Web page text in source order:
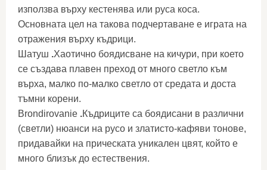
използва върху кестенява или руса коса.
Основната цел на такова подчертаване е играта на
отражения върху къдрици.
Шатуш .Хаотично боядисване на кичури, при което
се създава плавен преход от много светло към
върха, малко по-малко светло от средата и доста
тъмни корени.
Brondirovanie .Къдриците са боядисани в различни
(светли) нюанси на русо и златисто-кафяви тонове,
придавайки на прическата уникален цвят, който е
много близък до естествения.